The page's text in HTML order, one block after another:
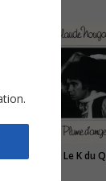
Le K du Q